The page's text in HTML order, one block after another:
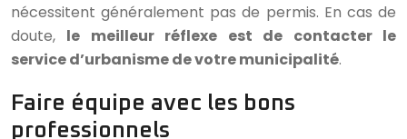
nécessitent généralement pas de permis. En cas de
doute, le meilleur réflexe est de contacter le
service d’urbanisme de votre municipalité.
Faire équipe avec les bons
professionnels